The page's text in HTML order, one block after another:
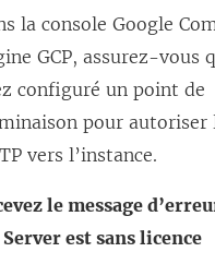
u
v
e
l
l
f
e
n
o
u
v
e
l
e
la console Google
GCP, assurez-vous
configuré un point de
pour autoriser
vers l’instance.
le message
est sans licence